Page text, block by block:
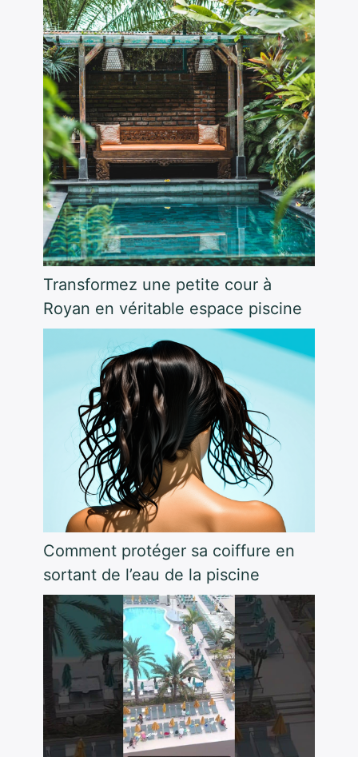
Transformez une petite cour à
Royan en véritable espace piscine
Comment protéger sa coiffure en
sortant de l’eau de la piscine